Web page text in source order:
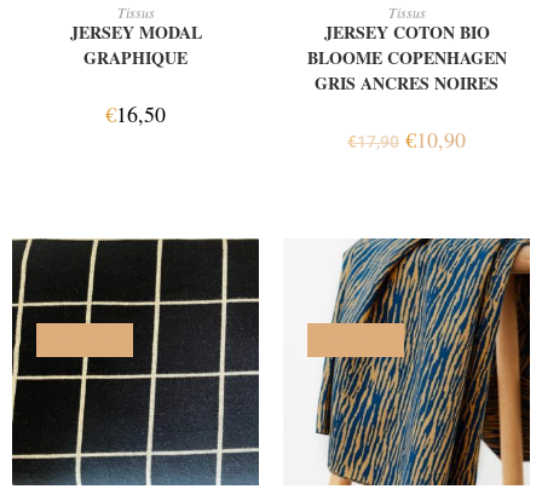
Tissus
JERSEY MODAL
GRAPHIQUE
€16,50
Tissus
JERSEY COTON BIO
BLOOME COPENHAGEN
GRIS ANCRES NOIRES
€17,90 €10,90